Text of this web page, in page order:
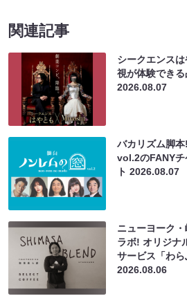
関連記事
シークエンス
視が体験でき
2026.08.07
バカリズム脚本
vol.2のFANYチ
ト2026.08.07
ニューヨーク
ラボ! オリジナ
サービス「わ
2026.08.06